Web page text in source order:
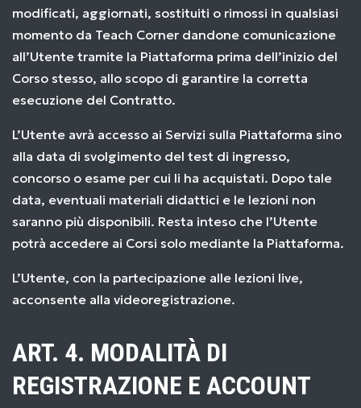
modificati, aggiornati, sostituiti o rimossi in qualsiasi
momento da Teach Corner dandone comunicazione
all’Utente tramite la Piattaforma prima dell’inizio del
Corso stesso, allo scopo di garantire la corretta
esecuzione del Contratto.
L’Utente avrà accesso ai Servizi sulla Piattaforma sino
alla data di svolgimento del test di ingresso,
concorso o esame per cui li ha acquistati. Dopo tale
data, eventuali materiali didattici e le lezioni non
saranno più disponibili. Resta inteso che l’Utente
potrà accedere ai Corsi solo mediante la Piattaforma.
L’Utente, con la partecipazione alle lezioni live,
acconsente alla videoregistrazione.
ART. 4. MODALITÀ DI
REGISTRAZIONE E ACCOUNT